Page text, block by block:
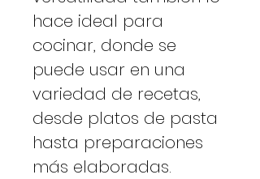
hace ideal para
cocinar, donde se
puede usar en una
variedad de recetas,
desde platos de pasta
hasta preparaciones
más elaboradas.